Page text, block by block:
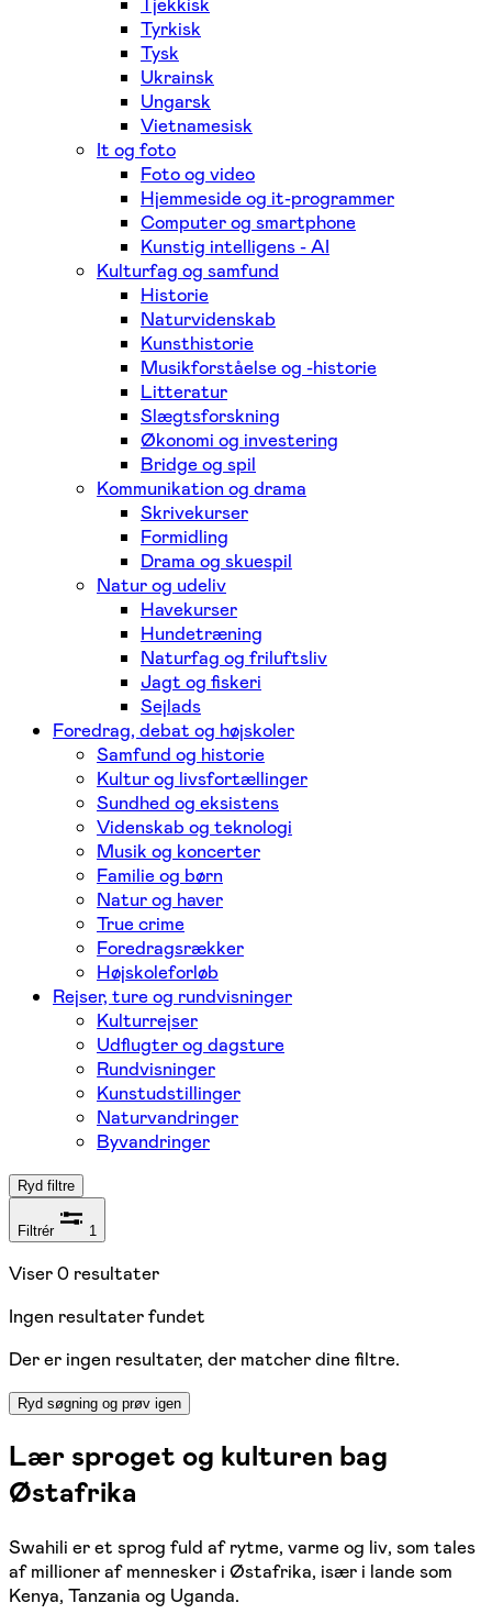
Tyrkisk
Tysk
Ukrainsk
Ungarsk
Vietnamesisk
It og foto
Foto og video
Hjemmeside og it-programmer
Computer og smartphone
Kunstig intelligens - AI
Kulturfag og samfund
Historie
Naturvidenskab
Kunsthistorie
Musikforståelse og -historie
Litteratur
Slægtsforskning
Økonomi og investering
Bridge og spil
Kommunikation og drama
Skrivekurser
Formidling
Drama og skuespil
Natur og udeliv
Havekurser
Hundetræning
Naturfag og friluftsliv
Jagt og fiskeri
Sejlads
Foredrag, debat og højskoler
Samfund og historie
Kultur og livsfortællinger
Sundhed og eksistens
Videnskab og teknologi
Musik og koncerter
Familie og børn
Natur og haver
True crime
Foredragsrækker
Højskoleforløb
Rejser, ture og rundvisninger
Kulturrejser
Udflugter og dagsture
Rundvisninger
Kunstudstillinger
Naturvandringer
Byvandringer
Ryd filtre
Filtrér 1
Viser0 resultater
Ingen resultater fundet
Der er ingen resultater, der matcher dine filtre.
Ryd søgning og prøv igen
Lær sproget og kulturen bag
Østafrika
Swahili er et sprog fuld af rytme, varme og liv, som tales
af millioner af mennesker i Østafrika, især i lande som
Kenya, Tanzania og Uganda.